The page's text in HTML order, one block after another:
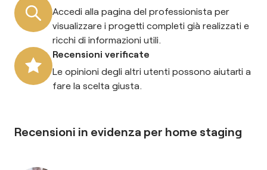
Accedi alla pagina del professionista per
visualizzare i progetti completi già realizzati e
ricchi di informazioni utili.
Recensioni verificate
Le opinioni degli altri utenti possono aiutarti a
fare la scelta giusta.
Recensioni in evidenza per home staging